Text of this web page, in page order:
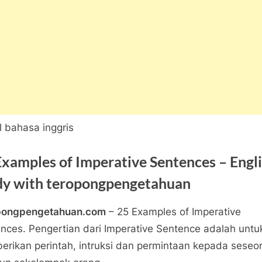
of Imperative Sentences –
with teropongpengetahuan
25
– 25 Examples of Imperative
Pengertian dari Imperative Sentence adalah
perintah, intruksi dan permintaan kepada